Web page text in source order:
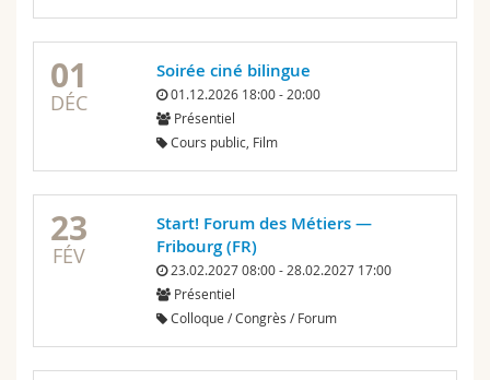
01
DÉC
Soirée ciné bilingue
01.12.2026 18:00 - 20:00
Présentiel
Cours public, Film
23
FÉV
Start! Forum des Métiers —
Fribourg (FR)
23.02.2027 08:00 - 28.02.2027 17:00
Présentiel
Colloque / Congrès / Forum